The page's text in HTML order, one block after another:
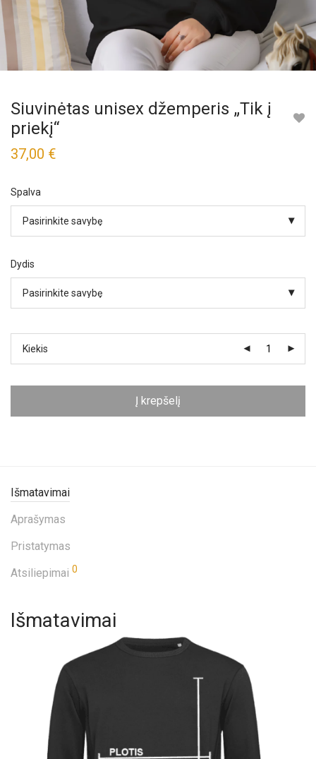
Siuvinėtas unisex džemperis „Tik į
priekį“
37,00 €
Spalva
Dydis
Kiekis
Į krepšelį
Išmatavimai
Aprašymas
Pristatymas
Atsiliepimai 0
Išmatavimai